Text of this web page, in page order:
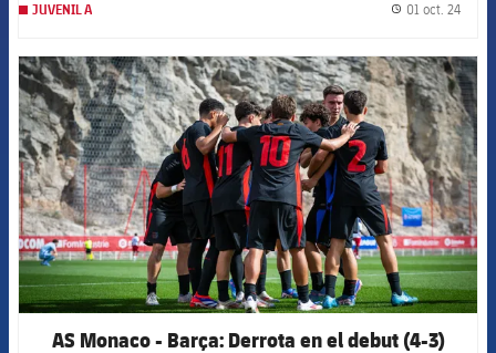
JUVENIL A 01 oct. 24
FCB Barcelona badge
AS Monaco - Barça: Derrota en el debut (4-3)